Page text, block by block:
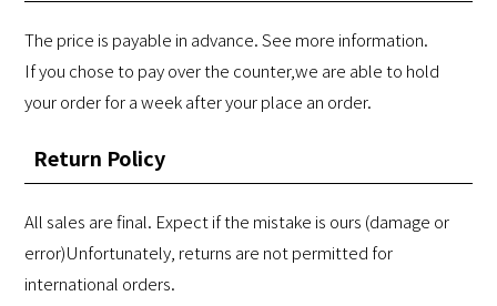
The price is payable in advance. See more information.
If you chose to pay over the counter,we are able to hold
your order for a week after your place an order.
Return Policy
All sales are final. Expect if the mistake is ours (damage or
error)Unfortunately, returns are not permitted for
international orders.